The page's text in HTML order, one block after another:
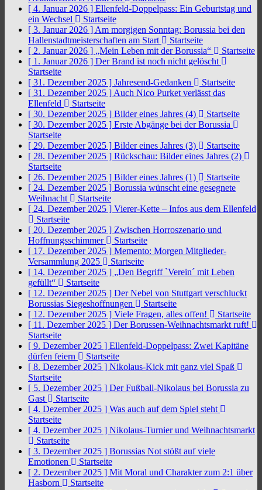
[ 4. Januar 2026 ] Ellenfeld-Doppelpass: Ein Geburtstag und
ein Wechsel
Startseite
[ 3. Januar 2026 ] Am morgigen Sonntag: Borussia bei den
Hallenstadtmeisterschaften am Start
Startseite
[ 2. Januar 2026 ] „Mein Leben mit der Borussia“
Startseite
[ 1. Januar 2026 ] Der Brand ist noch nicht gelöscht
Startseite
[ 31. Dezember 2025 ] Jahresend-Gedanken
Startseite
[ 31. Dezember 2025 ] Auch Nico Purket verlässt das
Ellenfeld
Startseite
[ 30. Dezember 2025 ] Bilder eines Jahres (4)
Startseite
[ 30. Dezember 2025 ] Erste Abgänge bei der Borussia
Startseite
[ 29. Dezember 2025 ] Bilder eines Jahres (3)
Startseite
[ 28. Dezember 2025 ] Rückschau: Bilder eines Jahres (2)
Startseite
[ 26. Dezember 2025 ] Bilder eines Jahres (1)
Startseite
[ 24. Dezember 2025 ] Borussia wünscht eine gesegnete
Weihnacht
Startseite
[ 24. Dezember 2025 ] Vierer-Kette – Infos aus dem Ellenfeld
Startseite
[ 20. Dezember 2025 ] Zwischen Horroszenario und
Hoffnungsschimmer
Startseite
[ 17. Dezember 2025 ] Memento: Morgen Mitglieder-
Versammlung 2025
Startseite
[ 14. Dezember 2025 ] „Den Begriff `Verein´ mit Leben
gefüllt“
Startseite
[ 12. Dezember 2025 ] Der Nebel von Stuttgart verschluckt
Borussias Siegeshoffnungen
Startseite
[ 12. Dezember 2025 ] Viele Fragen, alles offen!
Startseite
[ 11. Dezember 2025 ] Der Borussen-Weihnachtsmarkt ruft!
Startseite
[ 9. Dezember 2025 ] Ellenfeld-Doppelpass: Zwei Kapitäne
dürfen feiern
Startseite
[ 8. Dezember 2025 ] Nikolaus-Kick mit ganz viel Spaß
Startseite
[ 5. Dezember 2025 ] Der Fußball-Nikolaus bei Borussia zu
Gast
Startseite
[ 4. Dezember 2025 ] Was auch auf dem Spiel steht
Startseite
[ 4. Dezember 2025 ] Nikolaus-Turnier und Weihnachtsmarkt
Startseite
[ 3. Dezember 2025 ] Borussias Not stößt auf viele
Emotionen
Startseite
[ 2. Dezember 2025 ] Mit Moral und Charakter zum 2:1 über
Hasborn
Startseite